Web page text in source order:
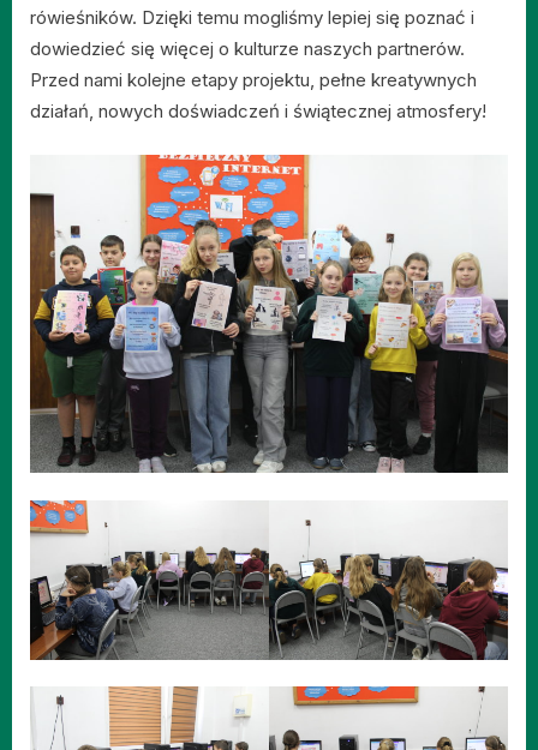
rówieśników. Dzięki temu mogliśmy lepiej się poznać i
dowiedzieć się więcej o kulturze naszych partnerów.
Przed nami kolejne etapy projektu, pełne kreatywnych
działań, nowych doświadczeń i świątecznej atmosfery!